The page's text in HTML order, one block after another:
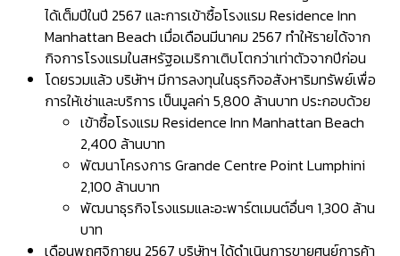
ได้เต็มปีในปี 2567 และการเข้าซื้อโรงแรม Residence Inn
Manhattan Beach เมื่อเดือนมีนาคม 2567 ทำให้รายได้จาก
กิจการโรงแรมในสหรัฐอเมริกาเติบโตกว่าเท่าตัวจากปีก่อน
โดยรวมแล้ว บริษัทฯ มีการลงทุนในธุรกิจอสังหาริมทรัพย์เพื่อ
การให้เช่าและบริการ เป็นมูลค่า 5,800 ล้านบาท ประกอบด้วย
เข้าซื้อโรงแรม Residence Inn Manhattan Beach
2,400 ล้านบาท
พัฒนาโครงการ Grande Centre Point Lumphini
2,100 ล้านบาท
พัฒนาธุรกิจโรงแรมและอะพาร์ตเมนต์อื่นๆ 1,300 ล้าน
บาท
เดือนพฤศจิกายน 2567 บริษัทฯ ได้ดำเนินการขายศูนย์การค้า